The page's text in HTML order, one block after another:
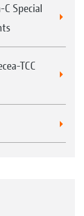
Special
TCC